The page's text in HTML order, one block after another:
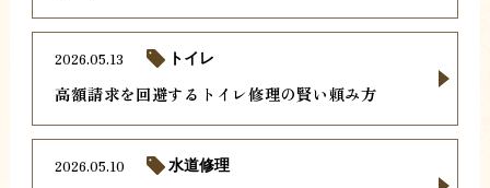
高額請求を回避するトイレ修理の賢い頼み方
2026.05.13 トイレ
2026.05.10 水道修理